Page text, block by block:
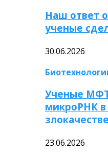
Наш ответ
ученые
30.06.2026
Ученые
микроРНК в
23.06.2026